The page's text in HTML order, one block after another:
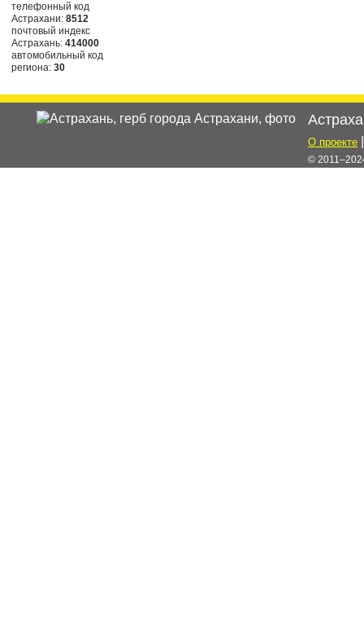
телефонный код
Астрахани: 8512
почтовый индекс
Астрахань: 414000
автомобильный код
региона: 30
О проекте
©